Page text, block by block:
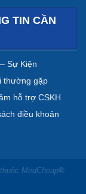
TIN CẦN
Sự Kiện
thường gặp
hỗ trợ CSKH
điều khoản
MedCheap®